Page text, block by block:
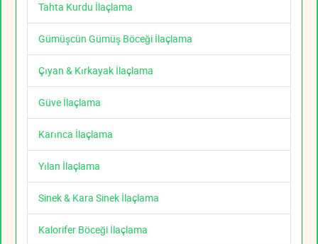
Tahta Kurdu İlaçlama
Gümüşcün Gümüş Böceği İlaçlama
Çıyan & Kırkayak İlaçlama
Güve İlaçlama
Karınca İlaçlama
Yılan İlaçlama
Sinek & Kara Sinek İlaçlama
Kalorifer Böceği İlaçlama